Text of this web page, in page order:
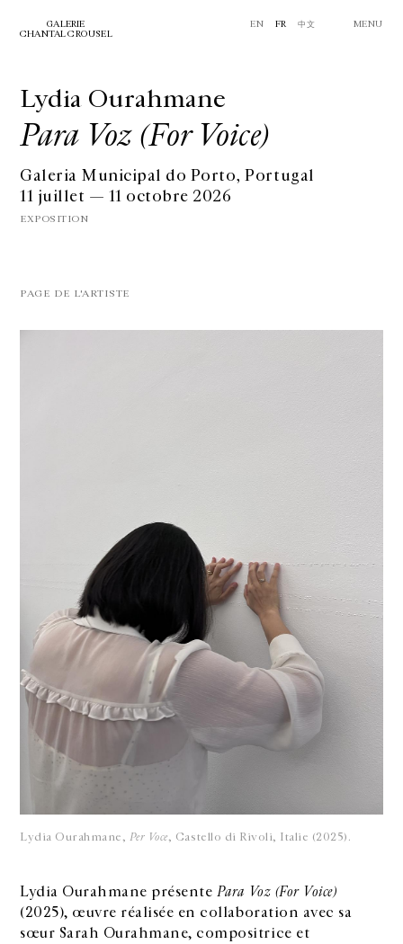
GALERIE
CHANTAL CROUSEL
EN FR 中文 MENU
Lydia Ourahmane
Para Voz (For Voice)
Galeria Municipal do Porto, Portugal
11 juillet — 11 octobre 2026
EXPOSITION
Lydia Ourahmane, Per Voce, Castello di Rivoli, Italie (2025).
Lydia Ourahmane présente Para Voz (For Voice)
(2025), œuvre réalisée en collaboration avec sa
sœur Sarah Ourahmane, compositrice et
PAGE DE L'ARTISTE